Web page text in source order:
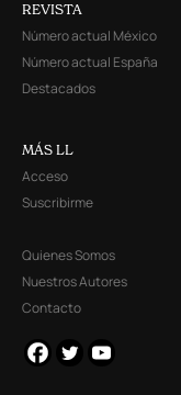
REVISTA
Número actual México
Número actual España
Destacados
MÁS LL
Acceso
Suscribirme
Quienes Somos
Nuestros Autores
Contacto